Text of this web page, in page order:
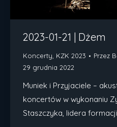
2023-01-21 | Dżem
Koncerty, KZK 2023 Przez
29 grudnia 2022
Muniek i Przyjaciele –
koncertów w wykonaniu
Staszczyka, lidera